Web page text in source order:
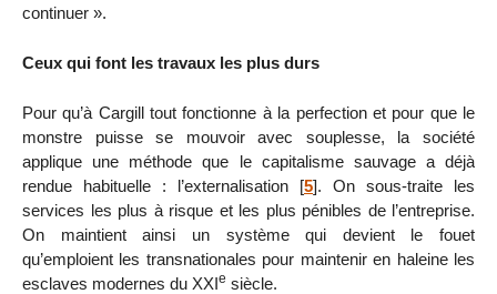
continuer ».
Ceux qui font les travaux les plus durs
Pour qu’à Cargill tout fonctionne à la perfection et pour que le
monstre puisse se mouvoir avec souplesse, la société
applique une méthode que le capitalisme sauvage a déjà
rendue habituelle : l’externalisation [5]. On sous-traite les
services les plus à risque et les plus pénibles de l’entreprise.
On maintient ainsi un système qui devient le fouet
qu’emploient les transnationales pour maintenir en haleine les
esclaves modernes du XXIe siècle.